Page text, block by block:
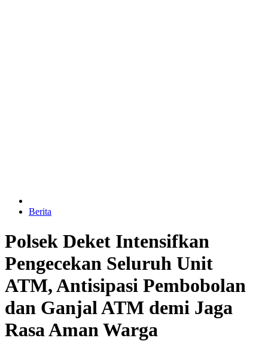
Berita
Polsek Deket Intensifkan
Pengecekan Seluruh Unit
ATM, Antisipasi Pembobolan
dan Ganjal ATM demi Jaga
Rasa Aman Warga